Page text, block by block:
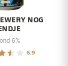
NOG
6%
6.9